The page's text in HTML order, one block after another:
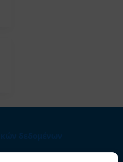
Στατιστικά